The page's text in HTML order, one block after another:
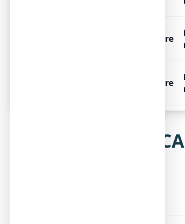
Libre
Libre
Notice de